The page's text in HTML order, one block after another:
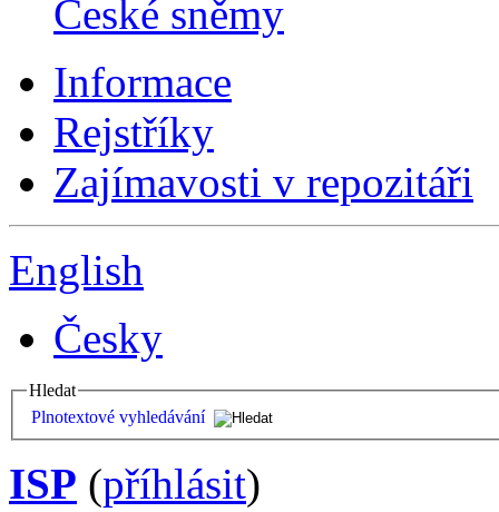
České sněmy
Informace
Rejstříky
Zajímavosti v repozitáři
English
Česky
Hledat
Plnotextové vyhledávání
ISP (příhlásit)